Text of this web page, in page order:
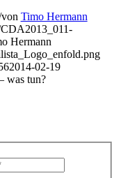
von Timo Hermann
CDA2013_011-
Hermann
2014-02-19
was tun?